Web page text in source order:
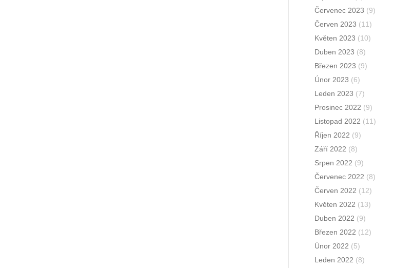
Červenec 2023 (9)
Červen 2023 (11)
Květen 2023 (10)
Duben 2023 (8)
Březen 2023 (9)
Únor 2023 (6)
Leden 2023 (7)
Prosinec 2022 (9)
Listopad 2022 (11)
Říjen 2022 (9)
Září 2022 (8)
Srpen 2022 (9)
Červenec 2022 (8)
Červen 2022 (12)
Květen 2022 (13)
Duben 2022 (9)
Březen 2022 (12)
Únor 2022 (5)
Leden 2022 (8)